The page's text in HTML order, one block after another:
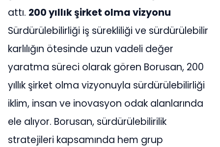
attı. 200 yıllık şirket olma vizyonu
Sürdürülebilirliği iş sürekliliği ve sürdürülebilir
karlılığın ötesinde uzun vadeli değer
yaratma süreci olarak gören Borusan, 200
yıllık şirket olma vizyonuyla sürdürülebilirliği
iklim, insan ve inovasyon odak alanlarında
ele alıyor. Borusan, sürdürülebilirilik
stratejileri kapsamında hem grup